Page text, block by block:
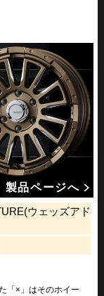
製品ページへ
ウェッズアド
「×」はそのホイー